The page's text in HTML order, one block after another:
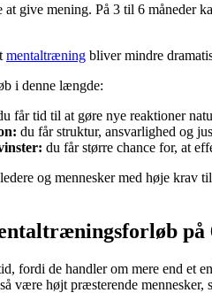
give mening. På 3 til 6 måneder
mentaltræning bliver mindre
i denne længde:
får tid til at gøre nye reaktioner
du får struktur, ansvarlighed og
du får større chance for, at
og mennesker med høje
fordi de handler om mere end et
være højt præsterende